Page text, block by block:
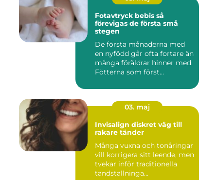
Fotavtryck bebis så
förevigas de första små
stegen
De första månaderna med
en nyfödd går ofta fortare än
många föräldrar hinner med.
Fötterna som först...
03. maj
Invisalign diskret väg till
rakare tänder
Många vuxna och tonåringar
vill korrigera sitt leende, men
tvekar inför traditionella
tandställninga...